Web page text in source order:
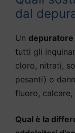
dal
Un depuratore
tutti gli
cloro, nitrati,
pesanti) o
fluoro,
Qual è la